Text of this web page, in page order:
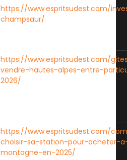
https://www.espritsudest.com/
champsaur/
https://www.espritsudest.com/
vendre-hautes-alpes-entre-
2026/
https://www.espritsudest.com/
choisir-sa-station-pour-acheter-
montagne-en-2025/